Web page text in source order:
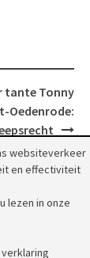
tante Tonny
Oedenrode:
websiteverkeer
en effectiviteit
lezen in onze